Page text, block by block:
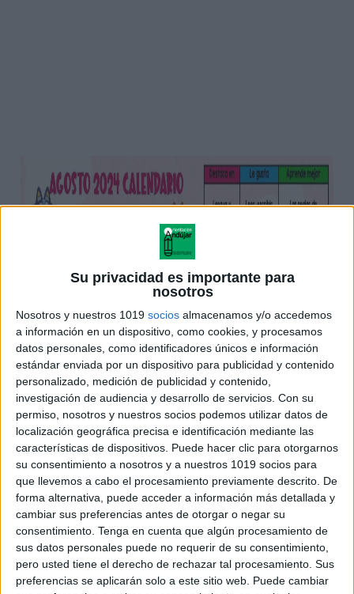
Su privacidad es importante para
nosotros
Nosotros y nuestros 1019 socios almacenamos y/o accedemos
a información en un dispositivo, como cookies, y procesamos
datos personales, como identificadores únicos e información
estándar enviada por un dispositivo para publicidad y contenido
personalizado, medición de publicidad y contenido,
investigación de audiencia y desarrollo de servicios. Con su
permiso, nosotros y nuestros socios podemos utilizar datos de
localización geográfica precisa e identificación mediante las
características de dispositivos. Puede hacer clic para otorgarnos
su consentimiento a nosotros y a nuestros 1019 socios para
que llevemos a cabo el procesamiento previamente descrito. De
forma alternativa, puede acceder a información más detallada y
cambiar sus preferencias antes de otorgar o negar su
consentimiento. Tenga en cuenta que algún procesamiento de
sus datos personales puede no requerir de su consentimiento,
pero usted tiene el derecho de rechazar tal procesamiento. Sus
preferencias se aplicarán solo a este sitio web. Puede cambiar